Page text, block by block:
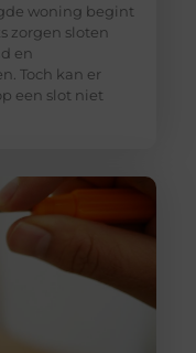
woning begint
zorgen sloten
en
Toch kan er
een slot niet